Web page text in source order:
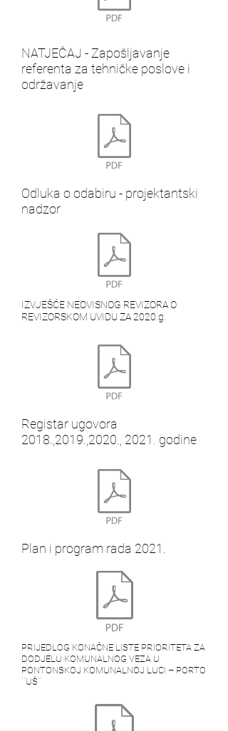
NATJEČAJ - Zapošljavanje
referenta za tehničke poslove i
održavanje
Odluka o odabiru - projektantski
nadzor
IZVJEŠĆE NEOVISNOG REVIZORA O
REVIZORSKOM UVIDU ZA 2020.g.
Registar ugovora
2018.,2019.,2020., 2021. godine
Plan i program rada 2021.
PRIJEDLOG KONAČNE LISTE PRIORITETA ZA
DODJELU KOMUNALNOG VEZA U
PONTONSKOJ KOMUNALNOJ LUCI – PORTO
¨UŠ¨